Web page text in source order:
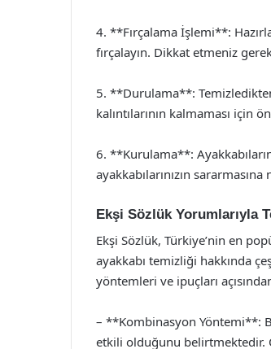
4. **Fırçalama İşlemi**:
fırçalayın. Dikkat etmeniz
5. **Durulama**:
kalıntılarının kalmaması için
6. **Kurulama**:
ayakkabılarınızın
Ekşi Sözlük Yorumlarıyla
Ekşi Sözlük, Türkiye’nin en
ayakkabı temizliği hakkında
yöntemleri ve ipuçları
– **Kombinasyon Yöntemi**:
etkili olduğunu belirtmektedir.